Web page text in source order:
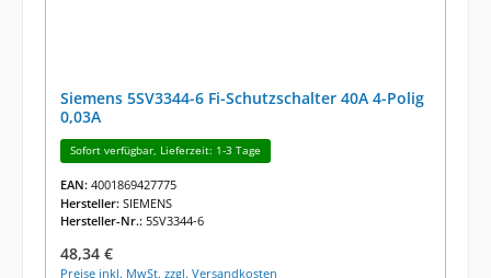
Siemens 5SV3344-6 Fi-Schutzschalter 40A 4-Polig
0,03A
Sofort verfügbar, Lieferzeit: 1-3 Tage
EAN: 4001869427775
Hersteller: SIEMENS
Hersteller-Nr.: 5SV3344-6
Regulärer Preis:
48,34 €
Preise inkl. MwSt. zzgl. Versandkosten